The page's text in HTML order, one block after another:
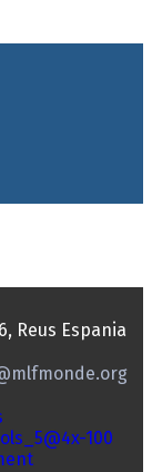
Reus Espania